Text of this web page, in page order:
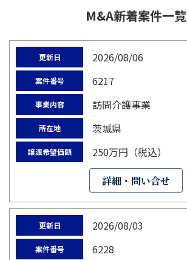
M&A新着案件一覧
更新日 2026/08/06
案件番号 6217
事業内容 訪問介護事業
所在地 茨城県
譲渡希望価額 250万円（税込）
詳細・問い合せ
更新日 2026/08/03
案件番号 6228